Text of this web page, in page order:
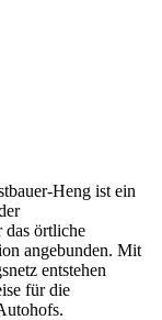
Heng ist ein
das örtliche
angebunden. Mit
entstehen
für die